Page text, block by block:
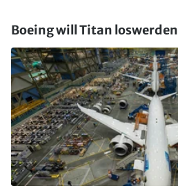
Boeing will Titan loswerden